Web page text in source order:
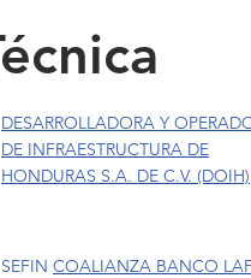
DESARROLLADORA Y
DE INFRAESTRUCTURA DE
HONDURAS S.A. DE C.V. (DOIH)
SEFIN COALIANZA BANCO